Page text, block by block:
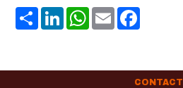
Share LinkedInWhatsApp
Email
CONTACT